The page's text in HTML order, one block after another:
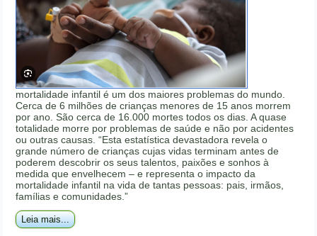
mortalidade infantil é um dos maiores problemas do mundo.
Cerca de 6 milhões de crianças menores de 15 anos morrem
por ano. São cerca de 16.000 mortes todos os dias. A quase
totalidade morre por problemas de saúde e não por acidentes
ou outras causas. “Esta estatística devastadora revela o
grande número de crianças cujas vidas terminam antes de
poderem descobrir os seus talentos, paixões e sonhos à
medida que envelhecem – e representa o impacto da
mortalidade infantil na vida de tantas pessoas: pais, irmãos,
famílias e comunidades.”
Leia mais...